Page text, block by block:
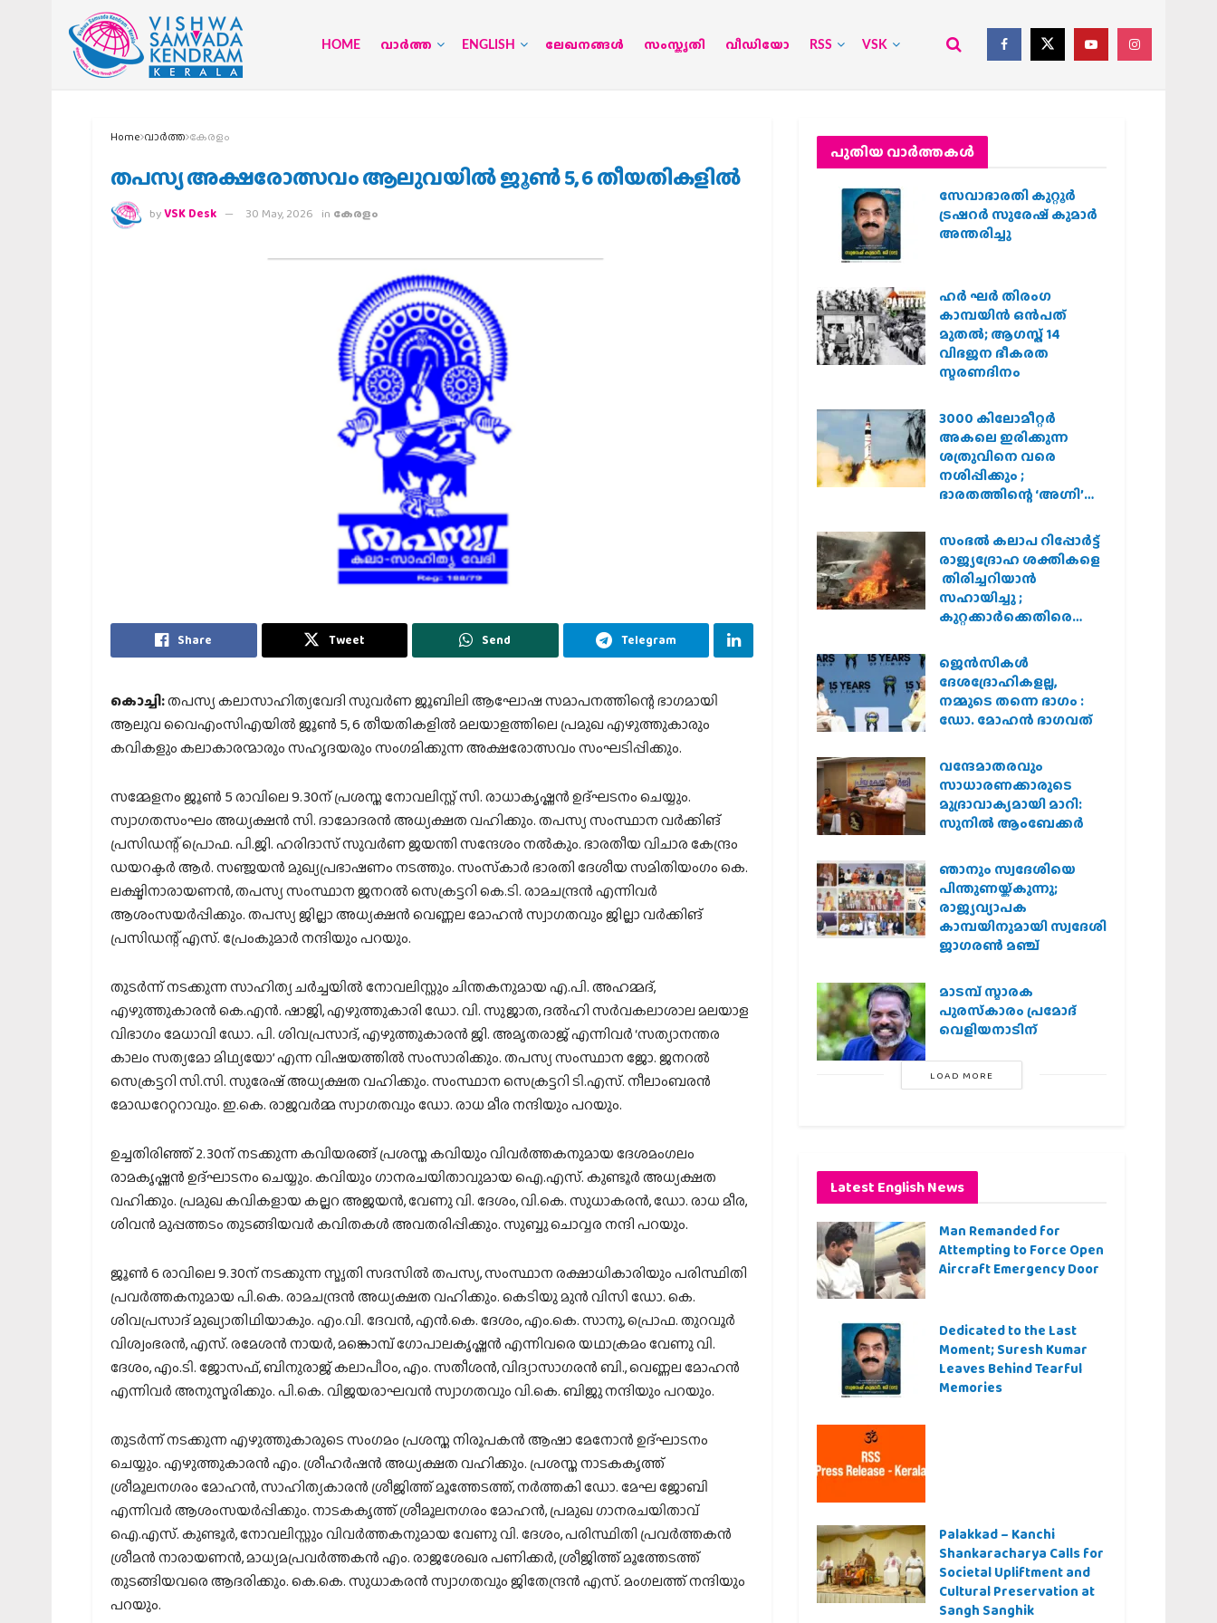
HOME വാര്‍ത്ത ENGLISH ലേഖനങ്ങള്‍ സംസ്കൃതി വീഡിയോ RSS VSK
Home വാര്‍ത്ത കേരളം
തപസ്യ അക്ഷരോത്സവം ആലുവയില്‍ ജൂണ്‍ 5, 6 തീയതികളില്‍
byVSK Desk 30 May, 2026 in കേരളം
Share Tweet Send Telegram
കൊച്ചി:തപസ്യ കലാസാഹിത്യവേദി സുവര്‍ണ ജൂബിലി ആഘോഷ സമാപനത്തിന്റെ ഭാഗമായി
ആലുവ വൈഎംസിഎയില്‍ ജൂണ്‍ 5, 6 തീയതികളില്‍ മലയാളത്തിലെ പ്രമുഖ എഴുത്തുകാരും
കവികളും കലാകാരന്മാരും സഹൃദയരും സംഗമിക്കുന്ന അക്ഷരോത്സവം സംഘടിപ്പിക്കും.
സമ്മേളനം ജൂണ്‍ 5 രാവിലെ 9.30ന് പ്രശസ്ത നോവലിസ്റ്റ് സി. രാധാകൃഷ്ണന്‍ ഉദ്ഘടനം ചെയ്യും.
സ്വാഗതസംഘം അധ്യക്ഷന്‍ സി. ദാമോദരന്‍ അധ്യക്ഷത വഹിക്കും. തപസ്യ സംസ്ഥാന വര്‍ക്കിങ്
പ്രസിഡന്റ് പ്രൊഫ. പി.ജി. ഹരിദാസ് സുവര്‍ണ ജയന്തി സന്ദേശം നല്‍കും. ഭാരതീയ വിചാര കേന്ദ്രം
ഡയറക്ടര്‍ ആര്‍. സഞ്ജയന്‍ മുഖ്യപ്രഭാഷണം നടത്തും. സംസ്‌കാര്‍ ഭാരതി ദേശീയ സമിതിയംഗം കെ.
ലക്ഷ്മിനാരായണന്‍, തപസ്യ സംസ്ഥാന ജനറല്‍ സെക്രട്ടറി കെ.ടി. രാമചന്ദ്രന്‍ എന്നിവര്‍
ആശംസയര്‍പ്പിക്കും. തപസ്യ ജില്ലാ അധ്യക്ഷന്‍ വെണ്ണല മോഹന്‍ സ്വാഗതവും ജില്ലാ വര്‍ക്കിങ്
പ്രസിഡന്റ് എസ്. പ്രേംകുമാര്‍ നന്ദിയും പറയും.
തുടര്‍ന്ന് നടക്കുന്ന സാഹിത്യ ചര്‍ച്ചയില്‍ നോവലിസ്റ്റും ചിന്തകനുമായ എ.പി. അഹമ്മദ്,
എഴുത്തുകാരന്‍ കെ.എന്‍. ഷാജി, എഴുത്തുകാരി ഡോ. വി. സുജാത, ദല്‍ഹി സര്‍വകലാശാല മലയാള
വിഭാഗം മേധാവി ഡോ. പി. ശിവപ്രസാദ്, എഴുത്തുകാരന്‍ ജി. അമൃതരാജ് എന്നിവര്‍ ‘സത്യാനന്തര
കാലം സത്യമോ മിഥ്യയോ’ എന്ന വിഷയത്തില്‍ സംസാരിക്കും. തപസ്യ സംസ്ഥാന ജോ. ജനറല്‍
സെക്രട്ടറി സി.സി. സുരേഷ് അധ്യക്ഷത വഹിക്കും. സംസ്ഥാന സെക്രട്ടറി ടി.എസ്. നീലാംബരന്‍
മോഡറേറ്ററാവും. ഇ.കെ. രാജവര്‍മ്മ സ്വാഗതവും ഡോ. രാധ മീര നന്ദിയും പറയും.
ഉച്ചതിരിഞ്ഞ് 2.30ന് നടക്കുന്ന കവിയരങ്ങ് പ്രശസ്ത കവിയും വിവര്‍ത്തകനുമായ ദേശമംഗലം
രാമകൃഷ്ണന്‍ ഉദ്ഘാടനം ചെയ്യും. കവിയും ഗാനരചയിതാവുമായ ഐ.എസ്. കുണ്ടൂര്‍ അധ്യക്ഷത
വഹിക്കും. പ്രമുഖ കവികളായ കല്ലറ അജയന്‍, വേണു വി. ദേശം, വി.കെ. സുധാകരന്‍, ഡോ. രാധ മീര,
ശിവന്‍ മുപ്പത്തടം തുടങ്ങിയവര്‍ കവിതകള്‍ അവതരിപ്പിക്കും. സുബ്ബു ചൊവ്വര നന്ദി പറയും.
ജൂണ്‍ 6 രാവിലെ 9.30ന് നടക്കുന്ന സ്മൃതി സദസില്‍ തപസ്യ, സംസ്ഥാന രക്ഷാധികാരിയും പരിസ്ഥിതി
പ്രവര്‍ത്തകനുമായ പി.കെ. രാമചന്ദ്രന്‍ അധ്യക്ഷത വഹിക്കും. കെടിയു മുന്‍ വിസി ഡോ. കെ.
ശിവപ്രസാദ് മുഖ്യാതിഥിയാകും. എം.വി. ദേവന്‍, എന്‍.കെ. ദേശം, എം.കെ. സാനു, പ്രൊഫ. തുറവൂര്‍
വിശ്വംഭരന്‍, എസ്. രമേശന്‍ നായര്‍, മങ്കൊമ്പ് ഗോപാലകൃഷ്ണന്‍ എന്നിവരെ യഥാക്രമം വേണു വി.
ദേശം, എം.ടി. ജോസഫ്, ബിനുരാജ് കലാപീഠം, എം. സതീശന്‍, വിദ്യാസാഗരന്‍ ബി., വെണ്ണല മോഹന്‍
എന്നിവര്‍ അനുസ്മരിക്കും. പി.കെ. വിജയരാഘവന്‍ സ്വാഗതവും വി.കെ. ബിജു നന്ദിയും പറയും.
തുടര്‍ന്ന് നടക്കുന്ന എഴുത്തുകാരുടെ സംഗമം പ്രശസ്ത നിരൂപകന്‍ ആഷാ മേനോന്‍ ഉദ്ഘാടനം
ചെയ്യും. എഴുത്തുകാരന്‍ എം. ശ്രീഹര്‍ഷന്‍ അധ്യക്ഷത വഹിക്കും. പ്രശസ്ത നാടകകൃത്ത്
ശ്രീമൂലനഗരം മോഹന്‍, സാഹിത്യകാരന്‍ ശ്രീജിത്ത് മൂത്തേടത്ത്, നര്‍ത്തകി ഡോ. മേഘ ജോബി
എന്നിവര്‍ ആശംസയര്‍പ്പിക്കും. നാടകകൃത്ത് ശ്രീമൂലനഗരം മോഹന്‍, പ്രമുഖ ഗാനരചയിതാവ്
ഐ.എസ്. കുണ്ടൂര്‍, നോവലിസ്റ്റും വിവര്‍ത്തകനുമായ വേണു വി. ദേശം, പരിസ്ഥിതി പ്രവര്‍ത്തകന്‍
ശ്രീമന്‍ നാരായണന്‍, മാധ്യമപ്രവര്‍ത്തകന്‍ എം. രാജശേഖര പണിക്കര്‍, ശ്രീജിത്ത് മൂത്തേടത്ത്
തുടങ്ങിയവരെ ആദരിക്കും. കെ.കെ. സുധാകരന്‍ സ്വാഗതവും ജിതേന്ദ്രന്‍ എസ്. മംഗലത്ത് നന്ദിയും
പറയും.
പുതിയ വാര്‍ത്തകള്‍
സേവാഭാരതി കുറ്റൂർ
ട്രഷറർ സുരേഷ് കുമാർ
അന്തരിച്ചു
ഹര്‍ ഘര്‍ തിരംഗ
കാമ്പയിന്‍ ഒന്‍പത്
മുതല്‍; ആഗസ്ത് 14
വിഭജന ഭീകരത
സ്മരണദിനം
3000 കിലോമീറ്റർ
അകലെ ഇരിക്കുന്ന
ശത്രുവിനെ വരെ
നശിപ്പിക്കും ;
ഭാരതത്തിന്റെ ‘അഗ്നി’
സംഭൽ കലാപ റിപ്പോർട്ട്
രാജ്യദ്രോഹ ശക്തികളെ
തിരിച്ചറിയാൻ
സഹായിച്ചു ;
കുറ്റക്കാർക്കെതിരെ
വേണമെന്ന് വിശ്വഹിന്ദു
പരിഷത്ത്
ജെന്‍സികള്‍
ദേശദ്രോഹികളല്ല,
നമ്മുടെ തന്നെ ഭാഗം :
ഡോ. മോഹന്‍ ഭാഗവത്
വന്ദേമാതരവും
സാധാരണക്കാരുടെ
മുദ്രാവാക്യമായി മാറി:
സുനിൽ ആംബേക്കർ
ഞാനും സ്വദേശിയെ
പിന്തുണയ്ക്കുന്നു;
രാജ്യവ്യാപക
കാമ്പയിനുമായി സ്വദേശി
ജാഗരണ്‍ മഞ്ച്
മാടമ്പ് സ്മാരക
പുരസ്‌കാരം പ്രമോദ്
വെളിയനാടിന്
LOAD MORE
Latest English News
Man Remanded for
Attempting to Force Open
Aircraft Emergency Door
Dedicated to the Last
Moment; Suresh Kumar
Leaves Behind Tearful
Memories
Palakkad – Kanchi
Shankaracharya Calls for
Societal Upliftment and
Cultural Preservation at
Sangh Sanghik